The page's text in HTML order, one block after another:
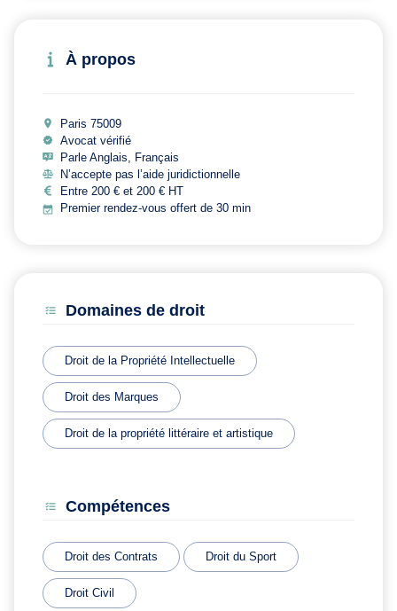
À propos
Paris 75009
Avocat vérifié
Parle Anglais, Français
N’accepte pas l’aide juridictionnelle
Entre 200 € et 200 € HT
Premier rendez-vous offert de 30 min
Domaines de droit
Droit de la Propriété Intellectuelle
Droit des Marques
Droit de la propriété littéraire et artistique
Compétences
Droit des Contrats Droit du Sport
Droit Civil